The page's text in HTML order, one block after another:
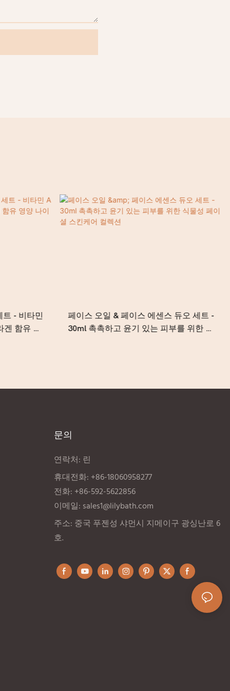
트 - 비타민
겐 함유 영
페이스 오일 & 페이스 에센스 듀오 세트 -
30ml 촉촉하고 윤기 있는 피부를 위한 식
문의
연락처: 린
휴대전화: +86-18060958277
전화: +86-592-5622856
이메일: sales1@lilybath.com
주소: 중국 푸젠성 샤먼시 지메이구 광싱난로 6
호.